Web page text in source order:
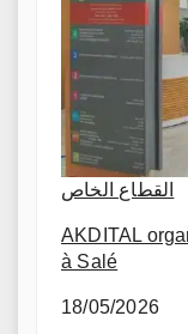
القطاع الخاص
AKDITAL
à Salé
18/05/2026